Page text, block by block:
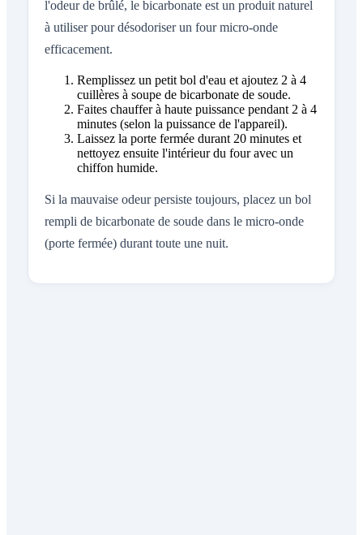
l'odeur de brûlé, le bicarbonate est un produit naturel
à utiliser pour désodoriser un four micro-onde
efficacement.
Remplissez un petit bol d'eau et ajoutez 2 à 4
cuillères à soupe de bicarbonate de soude.
Faites chauffer à haute puissance pendant 2 à 4
minutes (selon la puissance de l'appareil).
Laissez la porte fermée durant 20 minutes et
nettoyez ensuite l'intérieur du four avec un
chiffon humide.
Si la mauvaise odeur persiste toujours, placez un bol
rempli de bicarbonate de soude dans le micro-onde
(porte fermée) durant toute une nuit.